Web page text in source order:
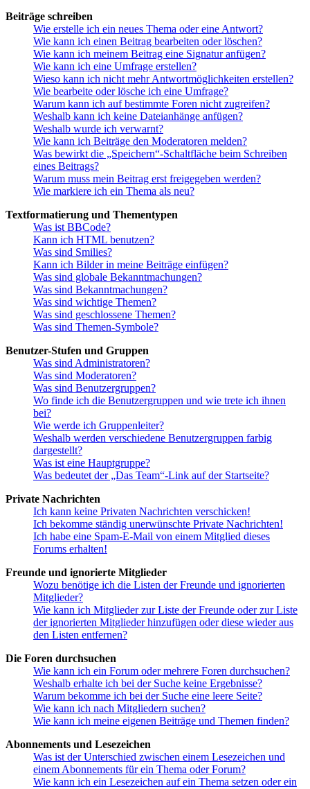
Beiträge schreiben
Wie erstelle ich ein neues Thema oder eine Antwort?
Wie kann ich einen Beitrag bearbeiten oder löschen?
Wie kann ich meinem Beitrag eine Signatur anfügen?
Wie kann ich eine Umfrage erstellen?
Wieso kann ich nicht mehr Antwortmöglichkeiten erstellen?
Wie bearbeite oder lösche ich eine Umfrage?
Warum kann ich auf bestimmte Foren nicht zugreifen?
Weshalb kann ich keine Dateianhänge anfügen?
Weshalb wurde ich verwarnt?
Wie kann ich Beiträge den Moderatoren melden?
Was bewirkt die „Speichern“-Schaltfläche beim Schreiben
eines Beitrags?
Warum muss mein Beitrag erst freigegeben werden?
Wie markiere ich ein Thema als neu?
Textformatierung und Thementypen
Was ist BBCode?
Kann ich HTML benutzen?
Was sind Smilies?
Kann ich Bilder in meine Beiträge einfügen?
Was sind globale Bekanntmachungen?
Was sind Bekanntmachungen?
Was sind wichtige Themen?
Was sind geschlossene Themen?
Was sind Themen-Symbole?
Benutzer-Stufen und Gruppen
Was sind Administratoren?
Was sind Moderatoren?
Was sind Benutzergruppen?
Wo finde ich die Benutzergruppen und wie trete ich ihnen
bei?
Wie werde ich Gruppenleiter?
Weshalb werden verschiedene Benutzergruppen farbig
dargestellt?
Was ist eine Hauptgruppe?
Was bedeutet der „Das Team“-Link auf der Startseite?
Private Nachrichten
Ich kann keine Privaten Nachrichten verschicken!
Ich bekomme ständig unerwünschte Private Nachrichten!
Ich habe eine Spam-E-Mail von einem Mitglied dieses
Forums erhalten!
Freunde und ignorierte Mitglieder
Wozu benötige ich die Listen der Freunde und ignorierten
Mitglieder?
Wie kann ich Mitglieder zur Liste der Freunde oder zur Liste
der ignorierten Mitglieder hinzufügen oder diese wieder aus
den Listen entfernen?
Die Foren durchsuchen
Wie kann ich ein Forum oder mehrere Foren durchsuchen?
Weshalb erhalte ich bei der Suche keine Ergebnisse?
Warum bekomme ich bei der Suche eine leere Seite?
Wie kann ich nach Mitgliedern suchen?
Wie kann ich meine eigenen Beiträge und Themen finden?
Abonnements und Lesezeichen
Was ist der Unterschied zwischen einem Lesezeichen und
einem Abonnements für ein Thema oder Forum?
Wie kann ich ein Lesezeichen auf ein Thema setzen oder ein